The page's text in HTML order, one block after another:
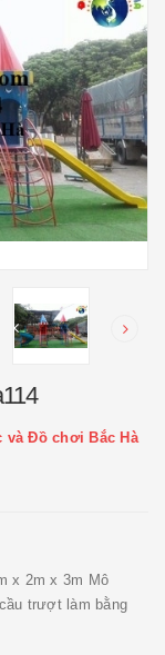
Đồ chơi Bắc Hà
x 2m x 3m Mô
trượt làm bằng